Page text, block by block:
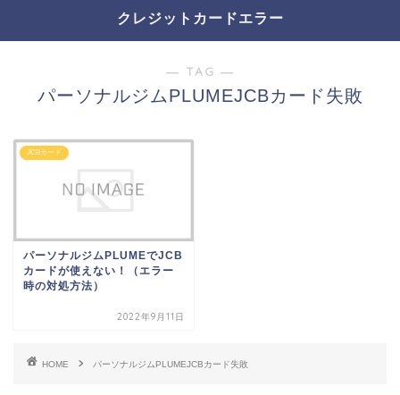
クレジットカードエラー
― TAG ―
パーソナルジムPLUMEJCBカード失敗
JCBカード
パーソナルジムPLUMEでJCB
カードが使えない！（エラー
時の対処方法）
2022年9月11日
HOME パーソナルジムPLUMEJCBカード失敗